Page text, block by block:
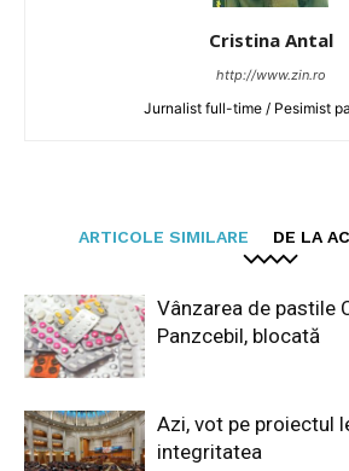
Cristina Antal
http://www.zin.ro
Jurnalist full-time / Pesimist
ARTICOLE SIMILARE DE LA
Vânzarea de pastile
Panzcebil, blocată
Azi, vot pe proiectul
integritatea